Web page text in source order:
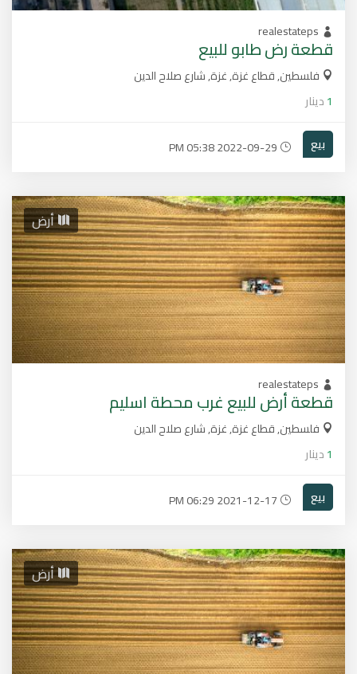
realestateps
قطعة رض طابو للبيع
فلسطين, قطاع غزة, غزة, شارع صلاح الدين
1دينار
بيع
أرض
realestateps
قطعة أرض للبيع غرب محطة اسليم
فلسطين, قطاع غزة, غزة, شارع صلاح الدين
1دينار
بيع
أرض